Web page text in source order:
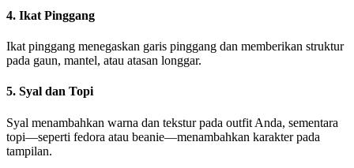
4. Ikat Pinggang
Ikat pinggang menegaskan garis pinggang dan memberikan struktur
pada gaun, mantel, atau atasan longgar.
5. Syal dan Topi
Syal menambahkan warna dan tekstur pada outfit Anda, sementara
topi—seperti fedora atau beanie—menambahkan karakter pada
tampilan.